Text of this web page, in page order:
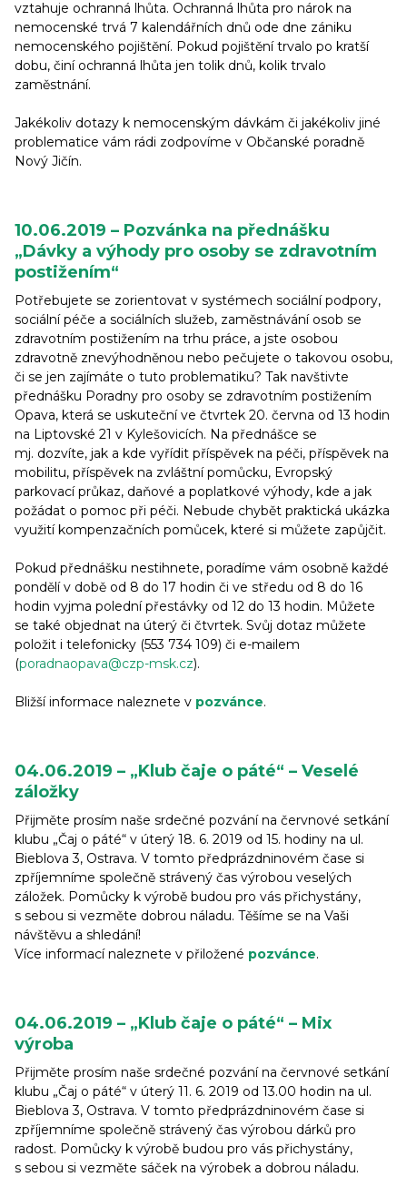
vztahuje ochranná lhůta. Ochranná lhůta pro nárok na
nemocenské trvá 7 kalendářních dnů ode dne zániku
nemocenského pojištění. Pokud pojištění trvalo po kratší
dobu, činí ochranná lhůta jen tolik dnů, kolik trvalo
zaměstnání.
Jakékoliv dotazy k nemocenským dávkám či jakékoliv jiné
problematice vám rádi zodpovíme v Občanské poradně
Nový Jičín.
10.06.2019 – Pozvánka na přednášku
„Dávky a výhody pro osoby se zdravotním
postižením“
Potřebujete se zorientovat v systémech sociální podpory,
sociální péče a sociálních služeb, zaměstnávání osob se
zdravotním postižením na trhu práce, a jste osobou
zdravotně znevýhodněnou nebo pečujete o takovou osobu,
či se jen zajímáte o tuto problematiku? Tak navštivte
přednášku Poradny pro osoby se zdravotním postižením
Opava, která se uskuteční ve čtvrtek 20. června od 13 hodin
na Liptovské 21 v Kylešovicích. Na přednášce se
mj. dozvíte, jak a kde vyřídit příspěvek na péči, příspěvek na
mobilitu, příspěvek na zvláštní pomůcku, Evropský
parkovací průkaz, daňové a poplatkové výhody, kde a jak
požádat o pomoc při péči. Nebude chybět praktická ukázka
využití kompenzačních pomůcek, které si můžete zapůjčit.
Pokud přednášku nestihnete, poradíme vám osobně každé
pondělí v době od 8 do 17 hodin či ve středu od 8 do 16
hodin vyjma polední přestávky od 12 do 13 hodin. Můžete
se také objednat na úterý či čtvrtek. Svůj dotaz můžete
položit i telefonicky (553 734 109) či e-mailem
(poradnaopava@czp-msk.cz).
Bližší informace naleznete v pozvánce.
04.06.2019 – „Klub čaje o páté“ – Veselé
záložky
Přijměte prosím naše srdečné pozvání na červnové setkání
klubu „Čaj o páté“ v úterý 18. 6. 2019 od 15. hodiny na ul.
Bieblova 3, Ostrava. V tomto předprázdninovém čase si
zpříjemníme společně strávený čas výrobou veselých
záložek. Pomůcky k výrobě budou pro vás přichystány,
s sebou si vezměte dobrou náladu. Těšíme se na Vaši
návštěvu a shledání!
Více informací naleznete v přiložené pozvánce.
04.06.2019 – „Klub čaje o páté“ – Mix
výroba
Přijměte prosím naše srdečné pozvání na červnové setkání
klubu „Čaj o páté“ v úterý 11. 6. 2019 od 13.00 hodin na ul.
Bieblova 3, Ostrava. V tomto předprázdninovém čase si
zpříjemníme společně strávený čas výrobou dárků pro
radost. Pomůcky k výrobě budou pro vás přichystány,
s sebou si vezměte sáček na výrobek a dobrou náladu.